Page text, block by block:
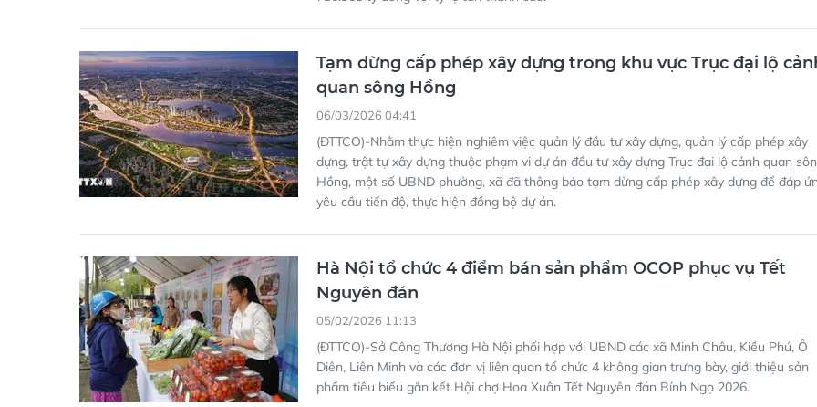
quan sông Hồng
06/03/2026 04:41
(ĐTTCO)-Nhằm thực hiện nghiêm việc quản lý đầu tư xây dựng, quản lý cấp phép xây
dựng, trật tự xây dựng thuộc phạm vi dự án đầu tư xây dựng Trục đại lộ cảnh quan
Hồng, một số UBND phường, xã đã thông báo tạm dừng cấp phép xây dựng để đáp
yêu cầu tiến độ, thực hiện đồng bộ dự án.
Hà Nội tổ chức 4 điểm bán sản phẩm OCOP phục vụ Tết
Nguyên đán
05/02/2026 11:13
(ĐTTCO)-Sở Công Thương Hà Nội phối hợp với UBND các xã Minh Châu, Kiều Phú, Ô
Diên, Liên Minh và các đơn vị liên quan tổ chức 4 không gian trưng bày, giới thiệu sản
phẩm tiêu biểu gắn kết Hội chợ Hoa Xuân Tết Nguyên đán Bính Ngọ 2026.
Hà Nội: Khởi công Trục đại lộ cảnh quan sông Hồng